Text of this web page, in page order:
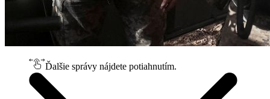
Ďalšie správy nájdete potiahnutím.